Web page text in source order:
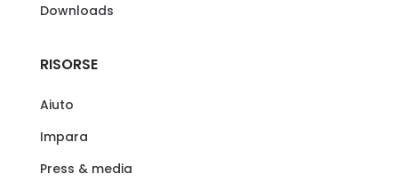
Downloads
RISORSE
Aiuto
Impara
Press & media